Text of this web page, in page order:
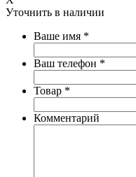
Уточнить в наличии
Ваше имя *
Ваш телефон *
Товар *
Комментарий